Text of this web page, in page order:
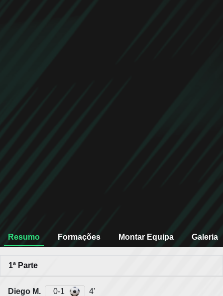
Resumo Formações Montar Equipa Galeria
1ª Parte
Diego M. 0-1 4'